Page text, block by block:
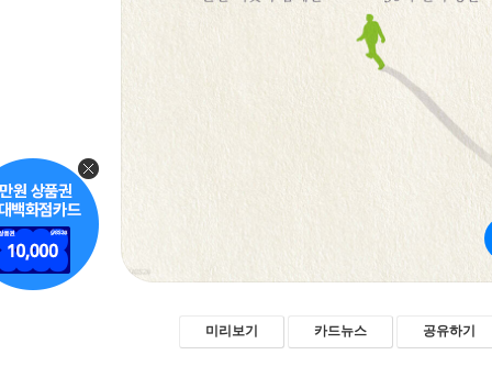
미리보기 카드뉴스 공유하기